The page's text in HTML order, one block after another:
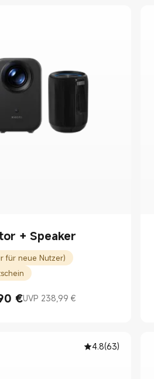
+ Speaker
für neue Nutzer)
€
€233.90
UVP 238,99 €
€
4.8(63)